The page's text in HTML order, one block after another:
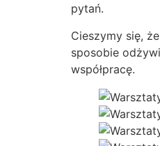
pytań.
Cieszymy się,
sposobie
współpracę.